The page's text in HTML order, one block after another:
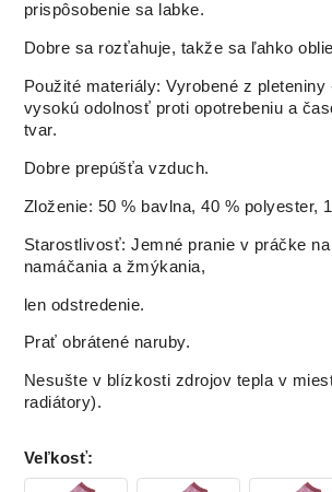
prispôsobenie sa labke.
Dobre sa rozťahuje, takže sa ľahko
Použité materiály: Vyrobené z pleteniny
vysokú odolnosť proti opotrebeniu a
tvar.
Dobre prepúšťa vzduch.
Zloženie: 50 % bavlna, 40 % polyester,
Starostlivosť: Jemné pranie v práčke na
namáčania a žmýkania,
len odstredenie.
Prať obrátené naruby.
Nesušte v blízkosti zdrojov tepla v
radiátory).
Veľkosť: